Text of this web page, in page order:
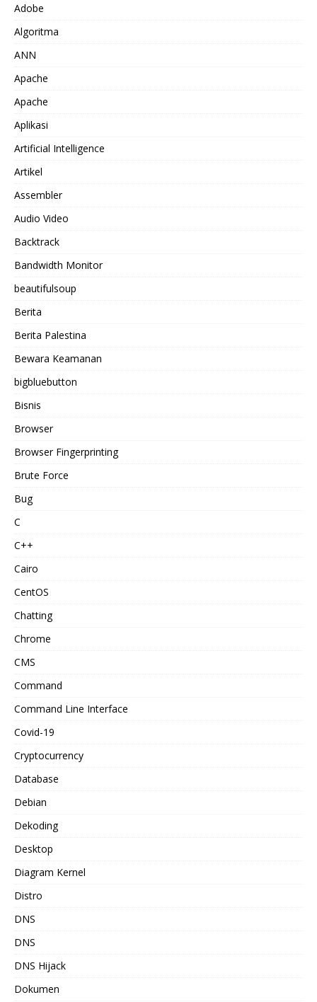
Adobe
Algoritma
ANN
Apache
Apache
Aplikasi
Artificial Intelligence
Artikel
Assembler
Audio Video
Backtrack
Bandwidth Monitor
beautifulsoup
Berita
Berita Palestina
Bewara Keamanan
bigbluebutton
Bisnis
Browser
Browser Fingerprinting
Brute Force
Bug
C
C++
Cairo
CentOS
Chatting
Chrome
CMS
Command
Command Line Interface
Covid-19
Cryptocurrency
Database
Debian
Dekoding
Desktop
Diagram Kernel
Distro
DNS
DNS
DNS Hijack
Dokumen